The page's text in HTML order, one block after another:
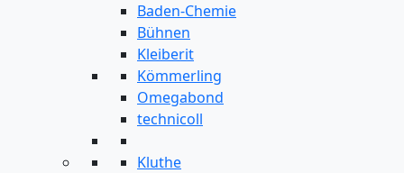
Baden-Chemie
Bühnen
Kleiberit
Kömmerling
Omegabond
technicoll
Kluthe